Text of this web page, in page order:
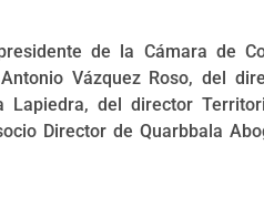
de la Cámara de
Vázquez Roso, del
Lapiedra, del director
Director de Quarbbala